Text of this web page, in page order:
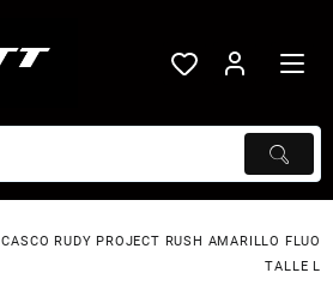
CASCO RUDY PROJECT RUSH AMARILLO FLUO
TALLE L